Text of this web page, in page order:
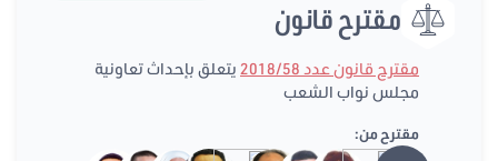
مقترح قانون
مقترح قانون عدد 2018/58
يتعلق بإحداث تعاونية
مجلس نواب الشعب
مقترح من: